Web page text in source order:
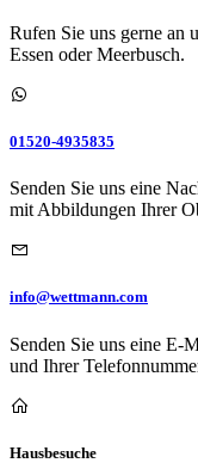
Rufen Sie uns gerne an
Essen oder Meerbusch.
01520-4935835
Senden Sie uns eine
mit Abbildungen Ihrer
info@wettmann.com
Senden Sie uns eine E-
und Ihrer
Hausbesuche